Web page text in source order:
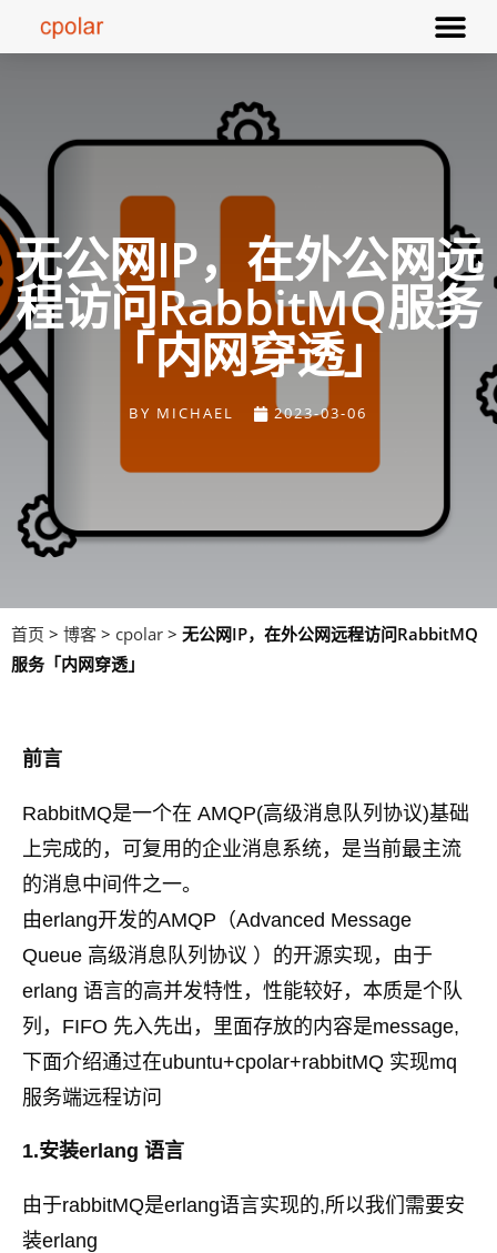
无公网IP，在外公网远
程访问RabbitMQ服务
「内网穿透」
BY MICHAEL 2023-03-06
首页 > 博客 > cpolar > 无公网IP，在外公网远程访问RabbitMQ
服务「内网穿透」
前言
RabbitMQ是一个在 AMQP(高级消息队列协议)基础
上完成的，可复用的企业消息系统，是当前最主流
的消息中间件之一。
由erlang开发的AMQP（Advanced Message
Queue 高级消息队列协议 ）的开源实现，由于
erlang 语言的高并发特性，性能较好，本质是个队
列，FIFO 先入先出，里面存放的内容是message,
下面介绍通过在ubuntu+cpolar+rabbitMQ 实现mq
服务端远程访问
1.安装erlang 语言
由于rabbitMQ是erlang语言实现的,所以我们需要安
装erlang